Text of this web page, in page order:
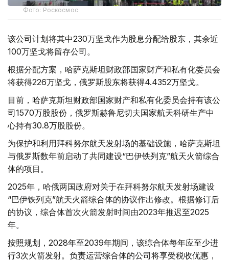
Фото: Роскосмос
该公司计划将其中230万坚戈作为股息分配给股东，其余近
100万坚戈将留存公司。
根据分配方案，哈萨克斯坦财政部国家财产和私有化委员会
将获得226万坚戈，俄罗斯股东将获得4.4352万坚戈。
目前，哈萨克斯坦财政部国家财产和私有化委员会持有该公
司1570万股股份，俄罗斯赫鲁尼切夫国家航天科研生产中
心持有30.8万股股份。
为保护和利用拜科努尔航天发射场的基础设施，哈萨克斯坦
与俄罗斯数年前启动了共同建设“巴伊铁列克”航天火箭综合
体的项目。
2025年，哈俄两国政府对关于在拜科努尔航天发射场建设
“巴伊铁列克”航天火箭综合体的协议作出修改。根据修订后
的协议，综合体首次火箭发射时间由2023年推迟至2025
年。
按照规划，2028年至2039年期间，该综合体每年应至少进
行3次火箭发射。负责运营综合体的公司将享受税收优惠，